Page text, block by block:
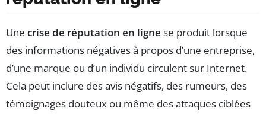
Une crise de réputation en ligne se produit lorsque
des informations négatives à propos d’une entreprise,
d’une marque ou d’un individu circulent sur Internet.
Cela peut inclure des avis négatifs, des rumeurs, des
témoignages douteux ou même des attaques ciblées